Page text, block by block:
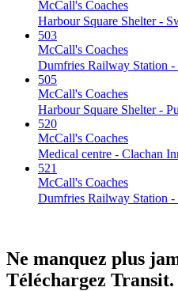
McCall's Coaches
Harbour Square Shelter -
503
McCall's Coaches
Dumfries Railway Station -
505
McCall's Coaches
Harbour Square Shelter -
520
McCall's Coaches
Medical centre - Clachan
521
McCall's Coaches
Dumfries Railway Station
Ne manquez plus
Téléchargez Transit.